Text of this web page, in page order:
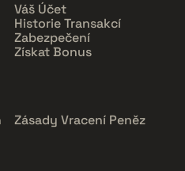
Váš Účet
Historie Transakcí
Zabezpečení
Získat Bonus
Zásady Vracení Peněz